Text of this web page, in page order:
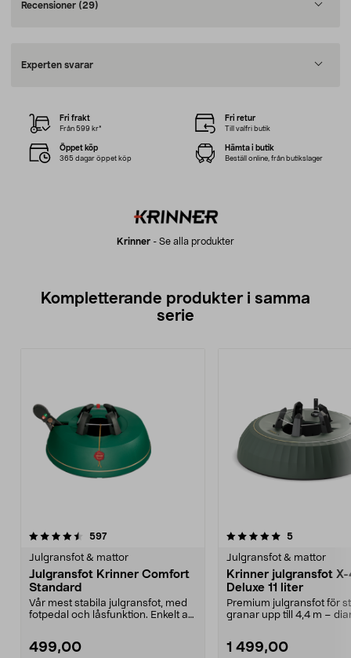
Recensioner (29)
Experten svarar
Krinner - Se alla produkter
Fri frakt
Från 599 kr*
Fri retur
Till valfri butik
Öppet köp
365 dagar öppet köp
Hämta i butik
Beställ online, från butikslager
Kompletterande produkter i samma
serie
597recensioner
Julgransfot & mattor
Julgransfot Krinner Comfort
Standard
Vår mest stabila julgransfot, med
fotpedal och låsfunktion. Enkelt att
499,00
5.0av 5 stjärnor 5recensioner
Julgransfot & mattor
Krinner julgransfot
Deluxe 11 liter
Premium julgransfot för
granar upp till 4,4 m –
1 499,00